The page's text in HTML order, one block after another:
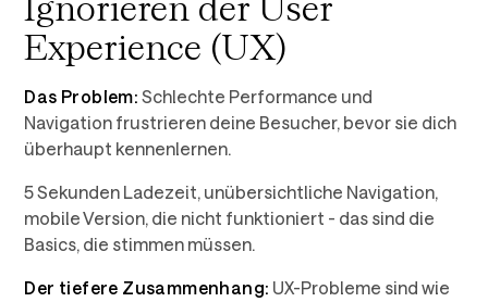
Experience (UX)
Das Problem: Schlechte Performance und
Navigation frustrieren deine Besucher, bevor sie dich
überhaupt kennenlernen.
5 Sekunden Ladezeit, unübersichtliche Navigation,
mobile Version, die nicht funktioniert - das sind die
Basics, die stimmen müssen.
Der tiefere Zusammenhang: UX-Probleme sind wie